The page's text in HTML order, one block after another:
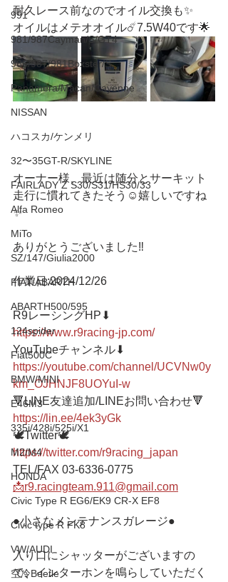
991
981/987Cayman/S/GT4
986/987/981Boxster/S
Panamera/Macan/Cayenne
NISSAN
ハコスカ/ケンメリ
32〜35GT-R/SKYLINE
FAIRLADY Z S30/S31/HS30/33
Alfa Romeo
MiTo
SZ/147/Giulia2000
FIAT/ABARTH
ABARTH500/595
124spider
Fiat500C
BMW/MINI
E46M3
335i/428i/525i/X1
M2/M4
HONDA
Civic Type R EG6/EK9 CR-X EF8
Civic type R FK8
VW/AUDI
空冷Beetle
耐久レース前なのでオイル交換も✨
オイルはメテオオイル☄️7.5W40です🌟
オーナー様、最近は随分とサーキット
走行に慣れてきたそう☺️嬉しいですね
✨
ありがとうございました‼️
作業日:2024/12/26
R9レーシングHP⬇︎
https://www.r9racing-jp.com/
YouTubeチャンネル⬇︎
https://youtube.com/channel/UCVNw0y
km_OJHNJF8UOYuI-w
🔻LINE友達追加/LINEお問い合わせ🔻
https://lin.ee/4ek3yGk
🕊Twitter🕊
https://twitter.com/r9racing_japan
TEL/FAX 03-6336-0775
📩r9.racingteam.911@gmail.com
●小さなメンテナンスガレージ●
入り口にシャッターがございますの
で、インターホンを鳴らしていただく